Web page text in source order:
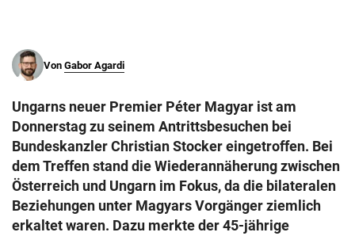
Von Gabor Agardi
Ungarns neuer Premier Péter Magyar ist am
Donnerstag zu seinem Antrittsbesuchen bei
Bundeskanzler Christian Stocker eingetroffen. Bei
dem Treffen stand die Wiederannäherung zwischen
Österreich und Ungarn im Fokus, da die bilateralen
Beziehungen unter Magyars Vorgänger ziemlich
erkaltet waren. Dazu merkte der 45-jährige